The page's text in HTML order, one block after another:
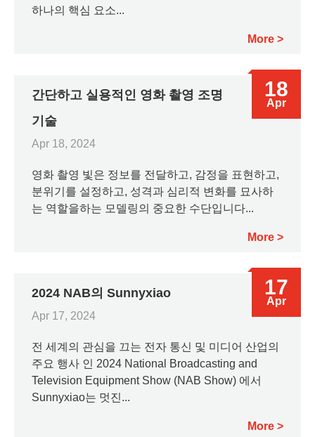
하나의 핵심 요소...
More
간단하고 실용적인 영화 촬영 조명
기술
Apr 18, 2024
영화 촬영 빛은 정보를 전달하고, 감정을 표현하고,
분위기를 설정하고, 성격과 심리적 변화를 묘사하
는 역할을하는 모델링의 중요한 수단입니다...
More
18
Apr
2024 NAB의 Sunnyxiao
Apr 17, 2024
전 세계의 관심을 끄는 전자 통신 및 미디어 산업의
주요 행사 인 2024 National Broadcasting and
Television Equipment Show (NAB Show) 에서
Sunnyxiao는 멋진...
More
17
Apr